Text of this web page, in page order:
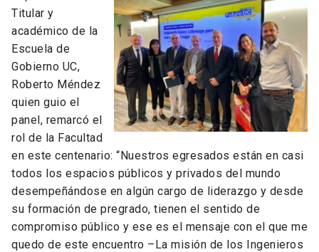
Titular y
académico de la
Escuela de
Gobierno UC,
Roberto Méndez
quien guio el
panel, remarcó el
rol de la Facultad
en este centenario: “Nuestros egresados están en casi
todos los espacios públicos y privados del mundo
desempeñándose en algún cargo de liderazgo y desde
su formación de pregrado, tienen el sentido de
compromiso público y ese es el mensaje con el que me
quedo de este encuentro –La misión de los Ingenieros